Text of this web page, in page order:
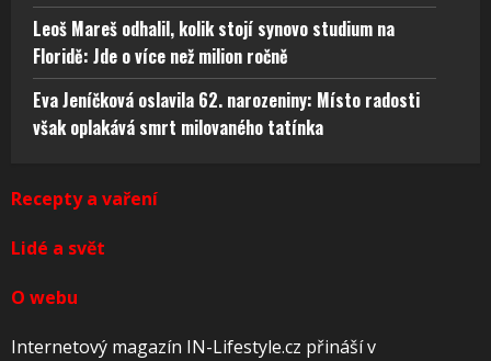
Leoš Mareš odhalil, kolik stojí synovo studium na
Floridě: Jde o více než milion ročně
Eva Jeníčková oslavila 62. narozeniny: Místo radosti
však oplakává smrt milovaného tatínka
Recepty a vaření
Lidé a svět
O webu
Internetový magazín IN-Lifestyle.cz přináší v